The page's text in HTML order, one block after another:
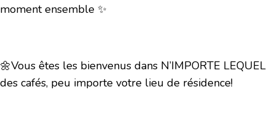
moment ensemble ✨
🌼Vous êtes les bienvenus dans N’IMPORTE LEQUEL
des cafés, peu importe votre lieu de résidence!